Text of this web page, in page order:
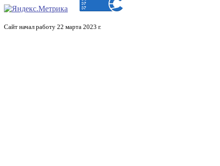
Сайт начал работу 22 марта 2023 г.